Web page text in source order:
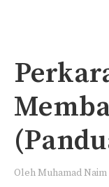
OlehMuhamad Naim